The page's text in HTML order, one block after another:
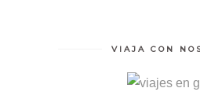
VIAJA CON